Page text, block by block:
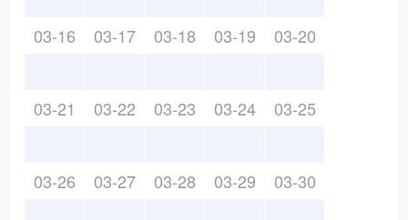
03-16 03-17 03-18 03-19 03-20
03-21 03-22 03-23 03-24 03-25
03-26 03-27 03-28 03-29 03-30